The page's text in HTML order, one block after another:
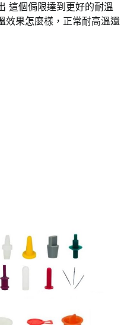
這個侷限達到更好的耐溫
效果怎麼樣，正常耐高溫還